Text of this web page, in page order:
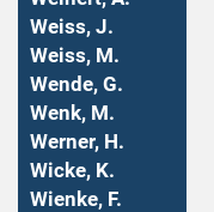
Weiss, J.
Weiss, M.
Wende, G.
Wenk, M.
Werner, H.
Wicke, K.
Wienke, F.